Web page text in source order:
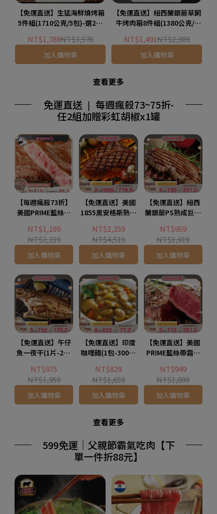
【免運直送】生猛海鮮燒烤箱
5件組(1710公克/5包)-選2組
NT$1,789NT$3,576
加入購物車
【免運直送】紐西蘭銀蕨草飼
牛烤肉箱8件組(1380公克/8
X1片
NT$1,491NT$2,989
加入購物車
查看更多
免運直送 ❘ 每週瘋殺73~75折-
任2組加贈彩虹胡椒x1罐
【每週瘋殺73折】
美國PRIME藍絲帶
公克)-任2組加贈彩
虹胡椒x1罐
NT$1,109
NT$2,219
加入購物車
【免運直送】美國
1855黑安格斯熟成
排(1片-500公克)-
任2組加贈彩虹胡椒
x1罐
NT$2,259
NT$4,519
加入購物車
【免運直送】紐西
蘭銀蕨PS熟成巨無
大】(1片-450公
克)-任2組加贈彩虹
胡椒x1罐
NT$959
NT$1,919
加入購物車
【免運直送】午仔
魚一夜干(1片-200
虹胡椒x1罐
NT$975
NT$1,959
加入購物車
【免運直送】印度
咖哩雞(1包-300公
胡椒x1罐
NT$829
NT$1,659
加入購物車
【免運直送】美國
PRIME藍絲帶霜降
片-300公克)-任2組
加贈彩虹胡椒x1罐
NT$949
NT$1,899
加入購物車
查看更多
599免運｜父親節霸氣吃肉【下
單一件折88元】